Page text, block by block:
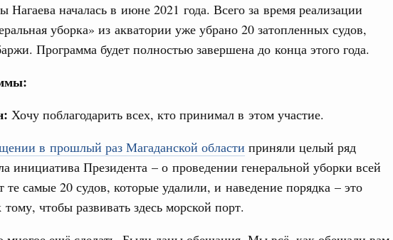
Нагаева началась в июне 2021 года. Всего за время реализации
уборка» из акватории уже убрано 20 затопленных судов,
Программа будет полностью завершена до конца этого года.
Хочу поблагодарить всех, кто принимал в этом участие.
в прошлый раз Магаданской области приняли целый ряд
инициатива Президента – о проведении генеральной уборки всей
самые 20 судов, которые удалили, и наведение порядка – это
чтобы развивать здесь морской порт.
директором АНО «Агентство
новых проектов» Светланой
направления работы АСИ в контексте
инвестиционного климата, разработка
общественного капитала, развитие креативной
обсуждались вопросы сотрудничества со странами
вторник
Мурманской области Андреем